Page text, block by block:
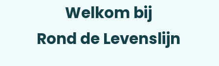
Welkom bij
Rond de Levenslijn